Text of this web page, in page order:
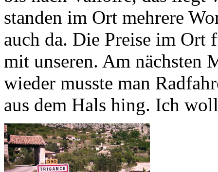
standen im Ort mehrere
auch da. Die Preise im Ort
mit unseren. Am nächsten
wieder musste man
aus dem Hals hing. Ich